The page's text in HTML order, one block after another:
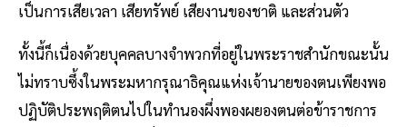
เป็นการเสียเวลา เสียทรัพย์ เสียงานของชาติ และส่วนตัว
ทั้งนี้ก็เนื่องด้วยบุคคลบางจำพวกที่อยู่ในพระราชสำนักขณะนั้น
ไม่ทราบซึ้งในพระมหากรุณาธิคุณแห่งเจ้านายของตนเพียงพอ
ปฏิบัติประพฤติตนไปในทำนองผึ่งพองผยองตนต่อข้าราชการ